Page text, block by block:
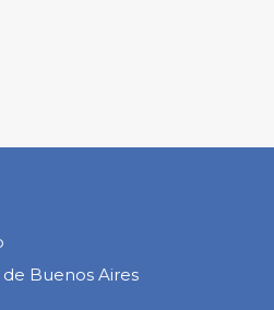
Buenos Aires